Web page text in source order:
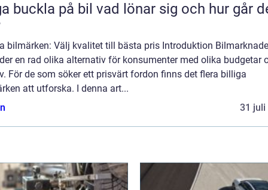
på bil vad lönar sig och hur går det
bilmärken: Välj kvalitet till bästa pris Introduktion
en rad olika alternativ för konsumenter med olika budgetar
För de som söker ett prisvärt fordon finns det flera billiga
att utforska. I denna art...
31 juli